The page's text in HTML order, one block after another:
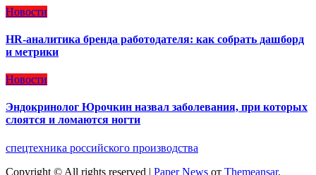
Новости
HR-аналитика бренда работодателя: как собрать дашборд
и метрики
Новости
Эндокринолог Юрочкин назвал заболевания, при которых
слоятся и ломаются ногти
спецтехника российского производства
Copyright © All rights reserved | Paper News от Themeansar.